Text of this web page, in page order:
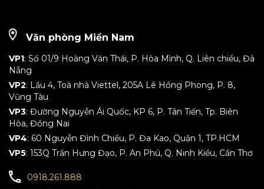
Văn phòng Miền Nam
VP1: Số 01/9 Hoàng Văn Thái, P. Hòa Mình, Q. Liên chiểu, Đà
Nẵng
VP2: Lầu 4, Toà nhà Viettel, 205A Lê Hồng Phong, P. 8,
Vũng Tàu
VP3: Đường Nguyễn Ái Quốc, KP 6, P. Tân Tiến, Tp. Biên
Hòa, Đồng Nai
VP4: 60 Nguyễn Đình Chiểu, P. Đa Kao, Quận 1, TP.HCM
VP5: 153Q Trần Hưng Đạo, P. An Phú, Q. Ninh Kiều, Cần Thơ
0918.261.888